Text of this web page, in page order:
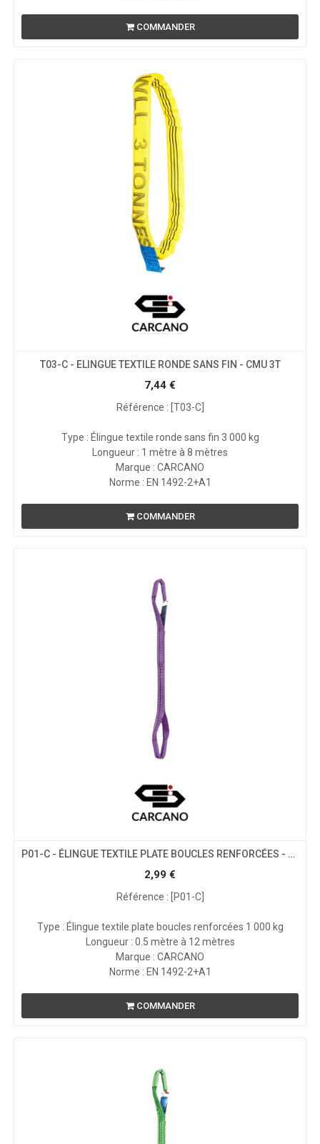
COMMANDER
T03-C - ELINGUE TEXTILE RONDE SANS FIN - CMU 3T
7,44 €
Référence : [T03-C]
Type : Élingue textile ronde sans fin 3 000 kg
Longueur : 1 mètre à 8 mètres
Marque : CARCANO
Norme : EN 1492-2+A1
COMMANDER
P01-C - ÉLINGUE TEXTILE PLATE BOUCLES RENFORCÉES - CMU 1T
2,99 €
Référence : [P01-C]
Type : Élingue textile plate boucles renforcées 1 000 kg
Longueur : 0.5 mètre à 12 mètres
Marque : CARCANO
Norme : EN 1492-2+A1
COMMANDER